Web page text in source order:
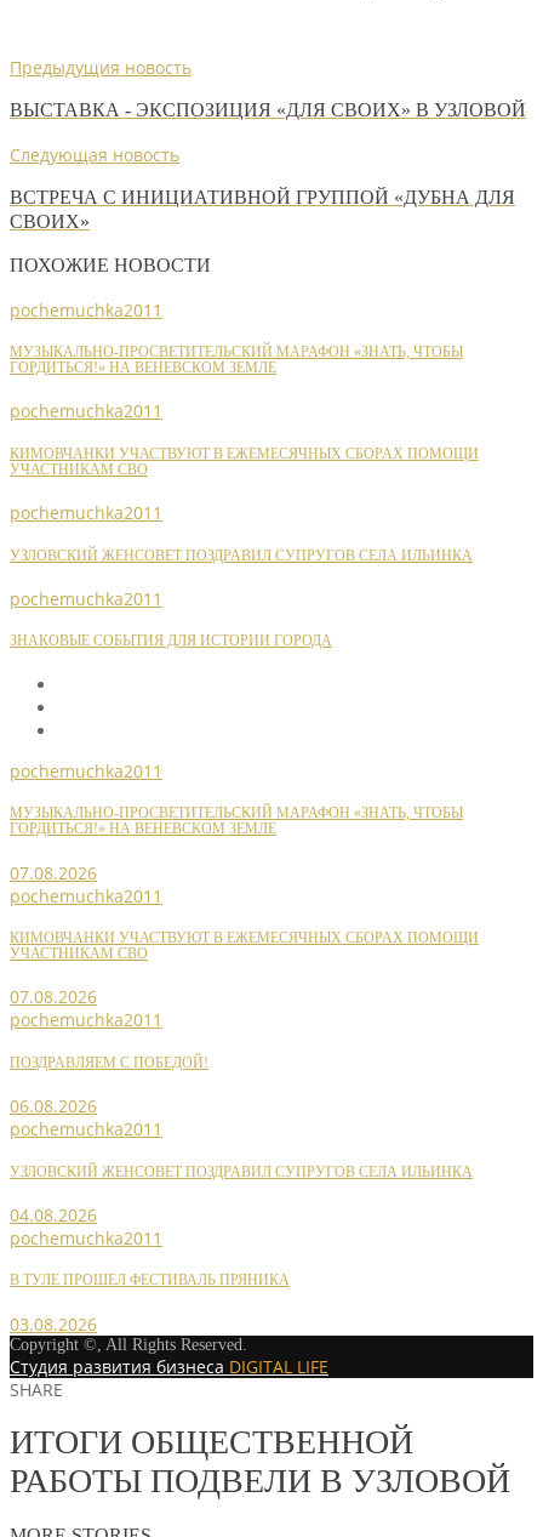
Предыдущия новость
ВЫСТАВКА - ЭКСПОЗИЦИЯ «ДЛЯ СВОИХ» В УЗЛОВОЙ
Следующая новость
ВСТРЕЧА С ИНИЦИАТИВНОЙ ГРУППОЙ «ДУБНА ДЛЯ
СВОИХ»
ПОХОЖИЕ НОВОСТИ
pochemuchka2011
МУЗЫКАЛЬНО-ПРОСВЕТИТЕЛЬСКИЙ МАРАФОН «ЗНАТЬ, ЧТОБЫ
ГОРДИТЬСЯ!» НА ВЕНЕВСКОМ ЗЕМЛЕ
pochemuchka2011
КИМОВЧАНКИ УЧАСТВУЮТ В ЕЖЕМЕСЯЧНЫХ СБОРАХ ПОМОЩИ
УЧАСТНИКАМ СВО
pochemuchka2011
УЗЛОВСКИЙ ЖЕНСОВЕТ ПОЗДРАВИЛ СУПРУГОВ СЕЛА ИЛЬИНКА
pochemuchka2011
ЗНАКОВЫЕ СОБЫТИЯ ДЛЯ ИСТОРИИ ГОРОДА
pochemuchka2011
МУЗЫКАЛЬНО-ПРОСВЕТИТЕЛЬСКИЙ МАРАФОН «ЗНАТЬ, ЧТОБЫ
ГОРДИТЬСЯ!» НА ВЕНЕВСКОМ ЗЕМЛЕ
07.08.2026
pochemuchka2011
КИМОВЧАНКИ УЧАСТВУЮТ В ЕЖЕМЕСЯЧНЫХ СБОРАХ ПОМОЩИ
УЧАСТНИКАМ СВО
07.08.2026
pochemuchka2011
ПОЗДРАВЛЯЕМ С ПОБЕДОЙ!
06.08.2026
pochemuchka2011
УЗЛОВСКИЙ ЖЕНСОВЕТ ПОЗДРАВИЛ СУПРУГОВ СЕЛА ИЛЬИНКА
04.08.2026
pochemuchka2011
В ТУЛЕ ПРОШЕЛ ФЕСТИВАЛЬ ПРЯНИКА
03.08.2026
Copyright ©, All Rights Reserved.
Студия развития бизнеса DIGITAL LIFE
SHARE
ИТОГИ ОБЩЕСТВЕННОЙ
РАБОТЫ ПОДВЕЛИ В УЗЛОВОЙ